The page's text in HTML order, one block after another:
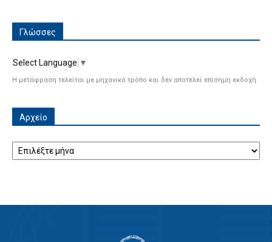
Γλώσσες
Select Language ▼
Η μετάφραση τελείται με μηχανικό τρόπο και δεν αποτελεί επίσημη εκδοχή.
Αρχείο
Αρχείο